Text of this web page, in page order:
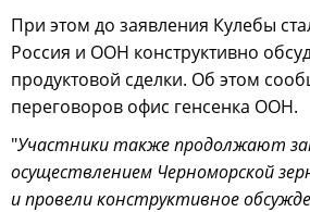
При этом до заявления Кулебы
Россия и ООН конструктивно
продуктовой сделки. Об этом
переговоров офис генсенка ООН.
"Участники также продолжают
осуществлением Черноморской
и провели конструктивное